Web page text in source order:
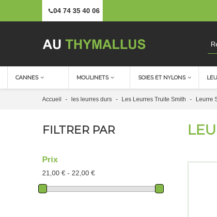
04 74 35 40 06
CANNES MOULINETS SOIES ET NYLONS
Accueil - les leurres durs - Les Leurres Truite Smith - Leurre
FILTRER PAR
Prix
21,00 € - 22,00 €